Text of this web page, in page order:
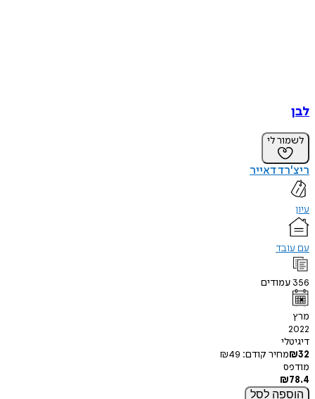
לבן
לשמור לי
ריצ'רד דאייר
עיון
עם עובד
356 עמודים
מרץ
2022
דיגיטלי
₪32 מחיר קודם: ₪49
מודפס
₪78.4
הוספה לסל